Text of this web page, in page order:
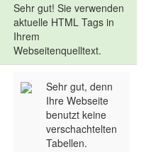
Sehr gut! Sie verwenden
aktuelle HTML Tags in
Ihrem
Webseitenquelltext.
Sehr gut, denn
Ihre Webseite
benutzt keine
verschachtelten
Tabellen.